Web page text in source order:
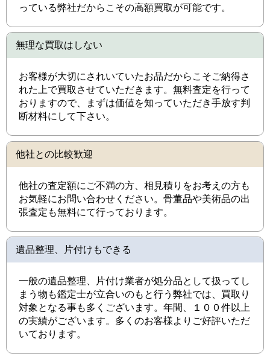
っている弊社だからこその高額買取が可能です。
無理な買取はしない
お客様が大切にされいていたお品だからこそご納得さ
れた上で買取させていただきます。無料査定を行って
おりますので、まずは価値を知っていただき手放す判
断材料にして下さい。
他社との比較歓迎
他社の査定額にご不満の方、相見積りをお考えの方も
お気軽にお問い合わせください。骨董品や美術品の出
張査定も無料にて行っております。
遺品整理、片付けもできる
一般の遺品整理、片付け業者が処分品として扱ってし
まう物も鑑定士が立合いのもと行う弊社では、買取り
対象となる事も多くございます。年間、１００件以上
の実績がございます。多くのお客様よりご好評いただ
いております。